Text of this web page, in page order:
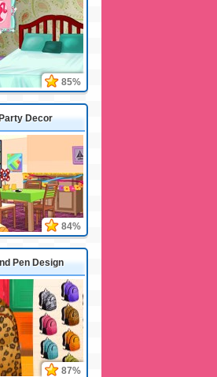
85%
Decor
84%
Pen Design
87%